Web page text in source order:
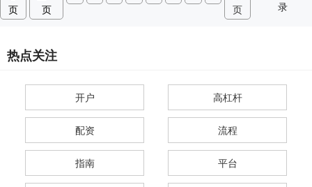
页
页
页
录
热点关注
开户 高杠杆
配资 流程
指南 平台